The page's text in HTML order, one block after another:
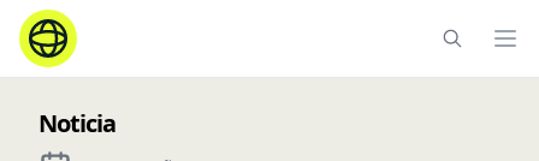
Noticia